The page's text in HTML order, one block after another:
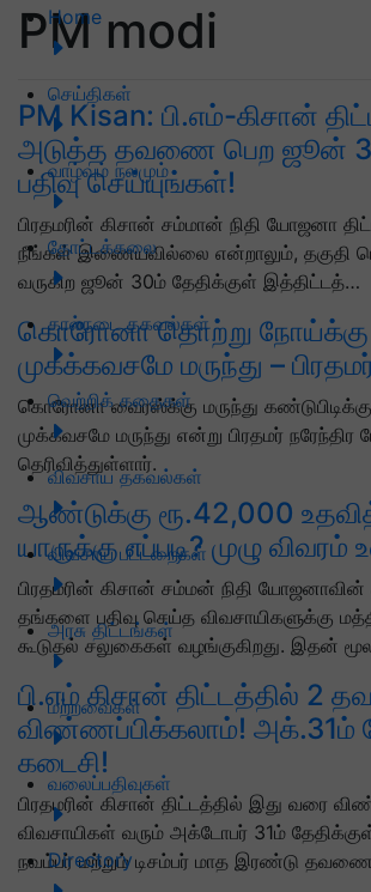
Home
செய்திகள்
வாழ்வும் நலமும்
தோட்டக்கலை
கால்நடை தகவல்கள்
வெற்றிக் கதைகள்
விவசாய தகவல்கள்
விவசாய பட்டறைகள்
அரசு திட்டங்கள்
மற்றவைகள்
வலைப்பதிவுகள்
Directory
PM modi
PM Kisan: பி.எம்-கிசான்
அடுத்த தவணை பெற ஜூன்
பதிவு செய்யுங்கள்!
பிரதமரின் கிசான் சம்மான் நிதி யோஜனா
நீங்கள் இணையவில்லை என்றாலும், தகுதி
வருகிற ஜூன் 30ம் தேதிக்குள் இத்திட்டத்…
கொரோனா தொற்று நோய்க்கு
முகக்கவசமே மருந்து –
கொரோனா வைரஸ்க்கு மருந்து
முக்கவசமே மருந்து என்று பிரதமர் நரேந்திர
தெரிவித்துள்ளார்.
ஆண்டுக்கு ரூ.42,000
யாருக்கு எப்படி? முழு விவரம்
பிரதமரின் கிசான் சம்மன் நிதி
தங்களை பதிவு செய்த விவசாயிகளுக்கு
கூடுதல் சலுகைகள் வழங்குகிறது. இதன்
பி.எம் கிசான் திட்டத்தில் 2
விண்ணப்பிக்கலாம்! அக்.31ம்
கடைசி!
பிரதமரின் கிசான் திட்டத்தில் இது வரை
விவசாயிகள் வரும் அக்டோபர் 31ம்
நவம்பர் மற்றும் டிசம்பர் மாத இரண்டு